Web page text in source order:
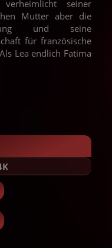
verheimlicht seiner
Mutter aber die
und seine
für französische
Lea endlich Fatima